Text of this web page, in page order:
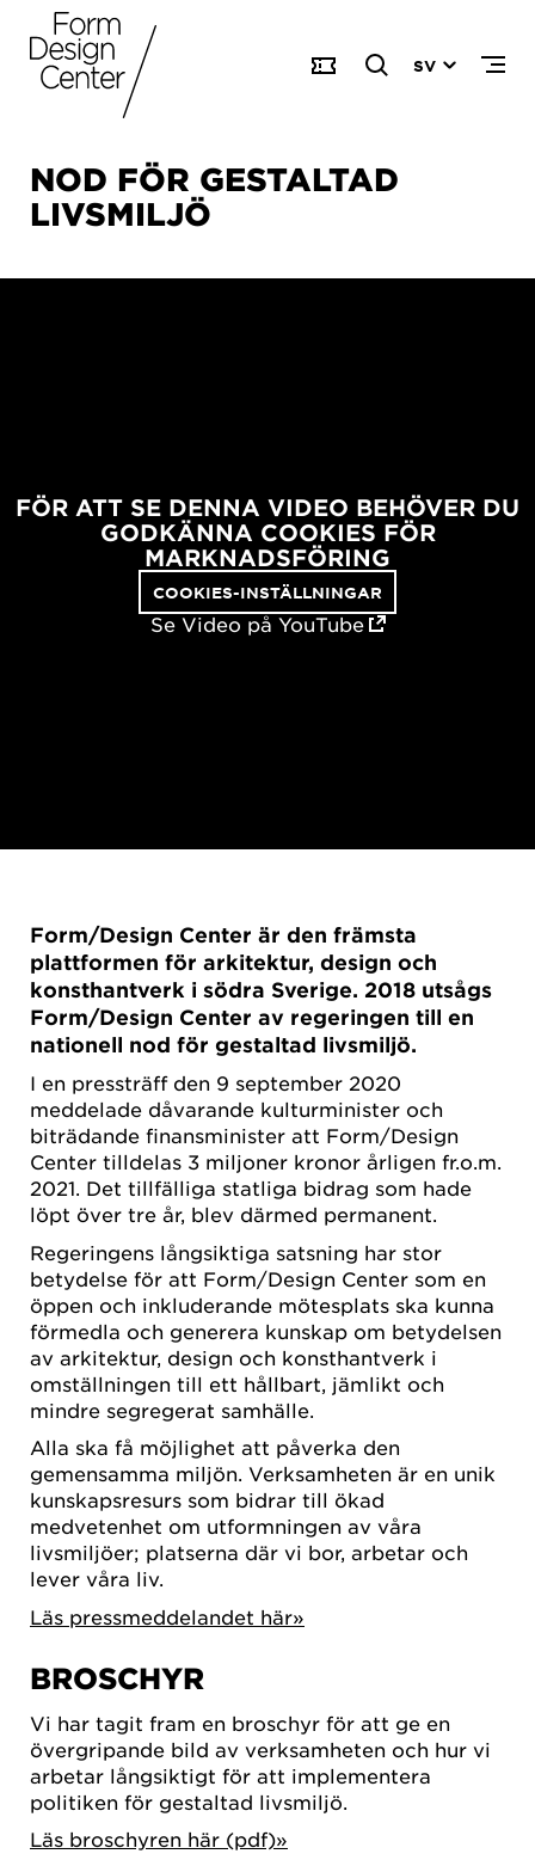
SV
NOD FÖR GESTALTAD
LIVSMILJÖ
FÖR ATT SE DENNA VIDEO BEHÖVER DU
GODKÄNNA COOKIES FÖR
MARKNADSFÖRING
COOKIES-INSTÄLLNINGAR
Se Video på YouTube
Form/Design Center är den främsta
plattformen för arkitektur, design och
konsthantverk i södra Sverige. 2018 utsågs
Form/Design Center av regeringen till en
nationell nod för gestaltad livsmiljö.
I en pressträff den 9 september 2020
meddelade dåvarande kulturminister och
biträdande finansminister att Form/Design
Center tilldelas 3 miljoner kronor årligen fr.o.m.
2021. Det tillfälliga statliga bidrag som hade
löpt över tre år, blev därmed permanent.
Regeringens långsiktiga satsning har stor
betydelse för att Form/Design Center som en
öppen och inkluderande mötesplats ska kunna
förmedla och generera kunskap om betydelsen
av arkitektur, design och konsthantverk i
omställningen till ett hållbart, jämlikt och
mindre segregerat samhälle.
Alla ska få möjlighet att påverka den
gemensamma miljön. Verksamheten är en unik
kunskapsresurs som bidrar till ökad
medvetenhet om utformningen av våra
livsmiljöer; platserna där vi bor, arbetar och
lever våra liv.
Läs pressmeddelandet här»
BROSCHYR
Vi har tagit fram en broschyr för att ge en
övergripande bild av verksamheten och hur vi
arbetar långsiktigt för att implementera
politiken för gestaltad livsmiljö.
Läs broschyren här (pdf)»